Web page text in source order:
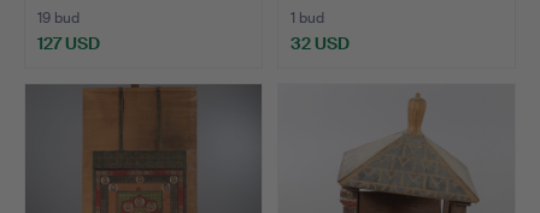
19 bud
127 USD
1 bud
32 USD